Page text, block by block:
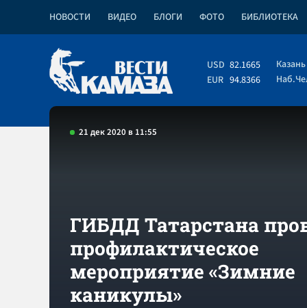
НОВОСТИ ВИДЕО БЛОГИ ФОТО БИБЛИОТЕКА
USD 82.1665
EUR 94.8366
Казань
21 дек 2020 в 11:55
ГИБДД Татарстана
профилактическое
мероприятие «Зимние
каникулы»